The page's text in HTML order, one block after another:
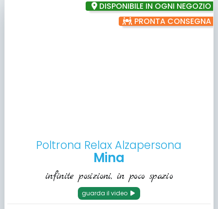
DISPONIBILE IN OGNI NEGOZIO
PRONTA CONSEGNA
Poltrona Relax Alzapersona
Mina
infinite posizioni, in poco spazio
guarda il video